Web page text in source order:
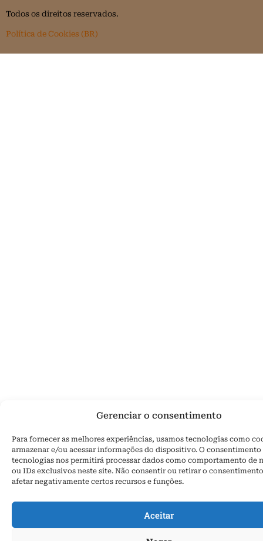
Gerenciar o consentimento
Para fornecer as melhores experiências, usamos tecnologias como
armazenar e/ou acessar informações do dispositivo. O consentimento
tecnologias nos permitirá processar dados como comportamento de
ou IDs exclusivos neste site. Não consentir ou retirar o
afetar negativamente certos recursos e funções.
Aceitar
Todos os direitos reservados.
Política de Cookies (BR)